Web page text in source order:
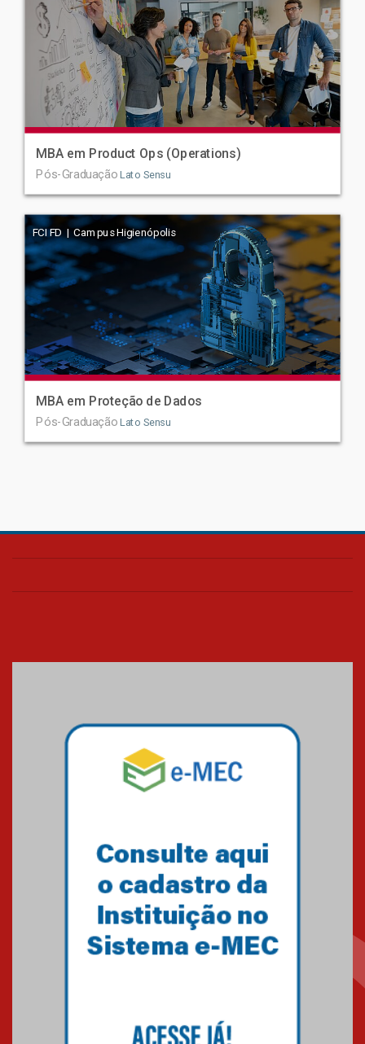
MBA em Product Ops (Operations)
Pós-Graduação Lato Sensu
FCI FD | Campus Higienópolis
MBA em Proteção de Dados
Pós-Graduação Lato Sensu